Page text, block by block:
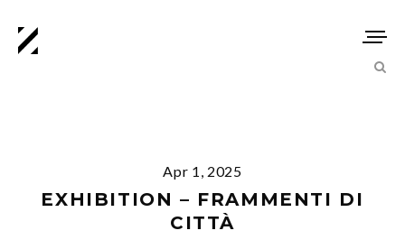
Apr 1, 2025
EXHIBITION – FRAMMENTI DI
CITTÀ